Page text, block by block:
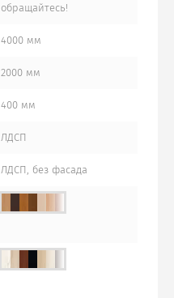
обращайтесь!
4000 мм
2000 мм
400 мм
ЛДСП
ЛДСП, без фасада